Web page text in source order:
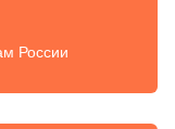
России